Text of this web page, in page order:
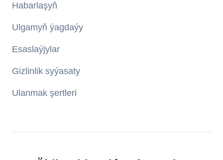
Habarlaşyň
Ulgamyň ýagdaýy
Esaslaýjylar
Gizlinlik syýasaty
Ulanmak şertleri